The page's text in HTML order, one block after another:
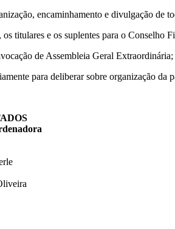
encaminhamento e divulgação de
titulares e os suplentes para o Conselho
de Assembleia Geral Extraordinária;
para deliberar sobre organização da